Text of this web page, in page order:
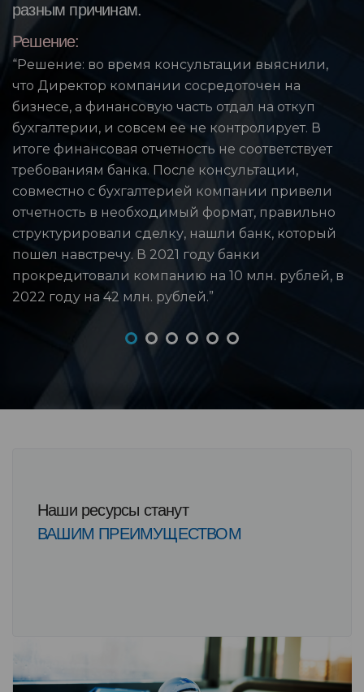
разным причинам.
Решение:
“Решение: во время консультации выяснили,
что Директор компании сосредоточен на
бизнесе, а финансовую часть отдал на откуп
бухгалтерии, и совсем ее не контролирует. В
итоге финансовая отчетность не соответствует
требованиям банка. После консультации,
совместно с бухгалтерией компании привели
отчетность в необходимый формат, правильно
структурировали сделку, нашли банк, который
пошел навстречу. В 2021 году банки
прокредитовали компанию на 10 млн. рублей, в
2022 году на 42 млн. рублей.”
Наши ресурсы станут
ВАШИМ ПРЕИМУЩЕСТВОМ